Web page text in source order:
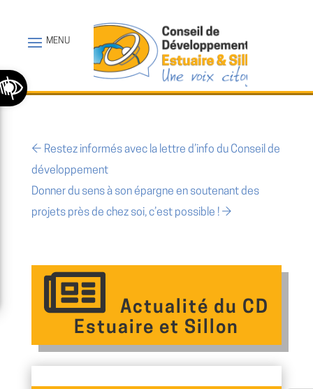
la barre d’outils
← Restez informés avec la lettre d’info du Conseil de
développement
Donner du sens à son épargne en soutenant des
projets près de chez soi, c’est possible !→
Actualité du CD
Estuaire et Sillon